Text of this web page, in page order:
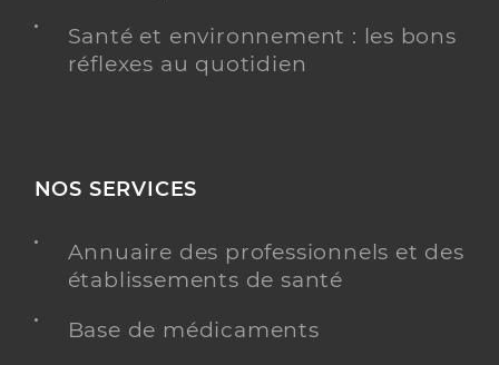
Santé et environnement : les bons
réflexes au quotidien
NOS SERVICES
Annuaire des professionnels et des
établissements de santé
Base de médicaments